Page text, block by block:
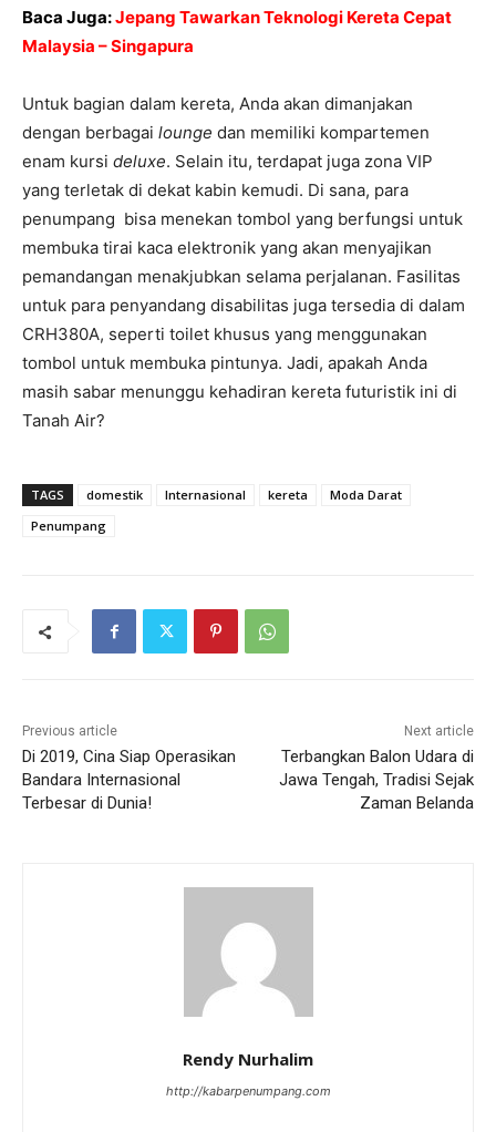
Baca Juga:Jepang Tawarkan Teknologi Kereta Cepat
Malaysia – Singapura
Untuk bagian dalam kereta, Anda akan dimanjakan
dengan berbagai lounge dan memiliki kompartemen
enam kursi deluxe. Selain itu, terdapat juga zona VIP
yang terletak di dekat kabin kemudi. Di sana, para
penumpang bisa menekan tombol yang berfungsi untuk
membuka tirai kaca elektronik yang akan menyajikan
pemandangan menakjubkan selama perjalanan. Fasilitas
untuk para penyandang disabilitas juga tersedia di dalam
CRH380A, seperti toilet khusus yang menggunakan
tombol untuk membuka pintunya. Jadi, apakah Anda
masih sabar menunggu kehadiran kereta futuristik ini di
Tanah Air?
TAGS domestik Internasional kereta
Moda Darat
Penumpang
Previous article
Di 2019, Cina Siap Operasikan
Bandara Internasional
Terbesar di Dunia!
Next article
Terbangkan Balon Udara di
Jawa Tengah, Tradisi Sejak
Zaman Belanda
Rendy Nurhalim
http://kabarpenumpang.com